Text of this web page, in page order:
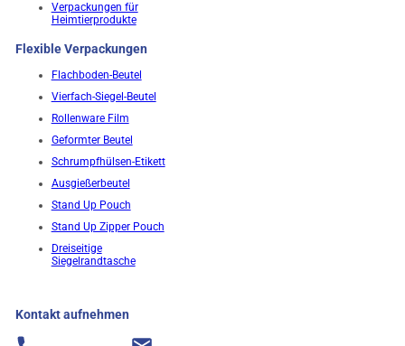
Verpackungen für
Heimtierprodukte
Flexible Verpackungen
Flachboden-Beutel
Vierfach-Siegel-Beutel
Rollenware Film
Geformter Beutel
Schrumpfhülsen-Etikett
Ausgießerbeutel
Stand Up Pouch
Stand Up Zipper Pouch
Dreiseitige
Siegelrandtasche
Kontakt aufnehmen